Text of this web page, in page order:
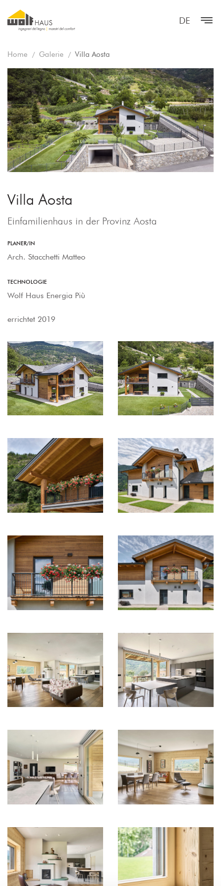
DE
Home Galerie Villa Aosta
Villa Aosta
Einfamilienhaus in der Provinz Aosta
PLANER/IN
Arch. Stacchetti Matteo
TECHNOLOGIE
Wolf Haus Energia Più
errichtet 2019